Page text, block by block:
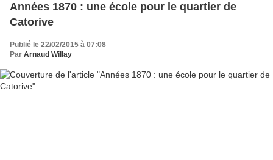
Années 1870 : une école pour le quartier de
Catorive
Publié le 22/02/2015 à 07:08
Par Arnaud Willay